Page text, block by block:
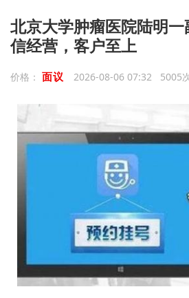
北京大学肿瘤医院陆明
信经营，客户至上
价格： 面议 2026-08-06 07:32 5005